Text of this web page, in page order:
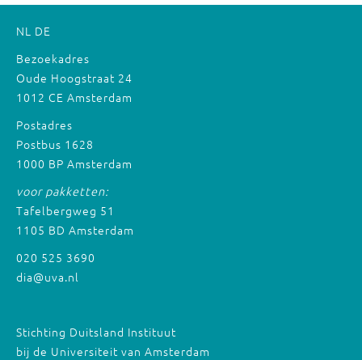
NL DE
Bezoekadres
Oude Hoogstraat 24
1012 CE Amsterdam
Postadres
Postbus 1628
1000 BP Amsterdam
voor pakketten:
Tafelbergweg 51
1105 BD Amsterdam
020 525 3690
dia@uva.nl
Stichting Duitsland Instituut
bij de Universiteit van Amsterdam